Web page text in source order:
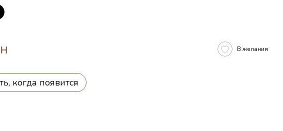
В желания
когда появится